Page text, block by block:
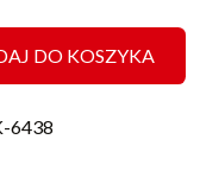
DO KOSZYKA
6438